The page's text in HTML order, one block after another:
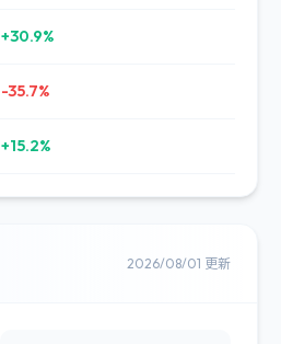
+30.9%
-35.7%
+15.2%
2026/08/01 更新